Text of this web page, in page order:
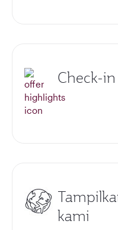
Check-
kami